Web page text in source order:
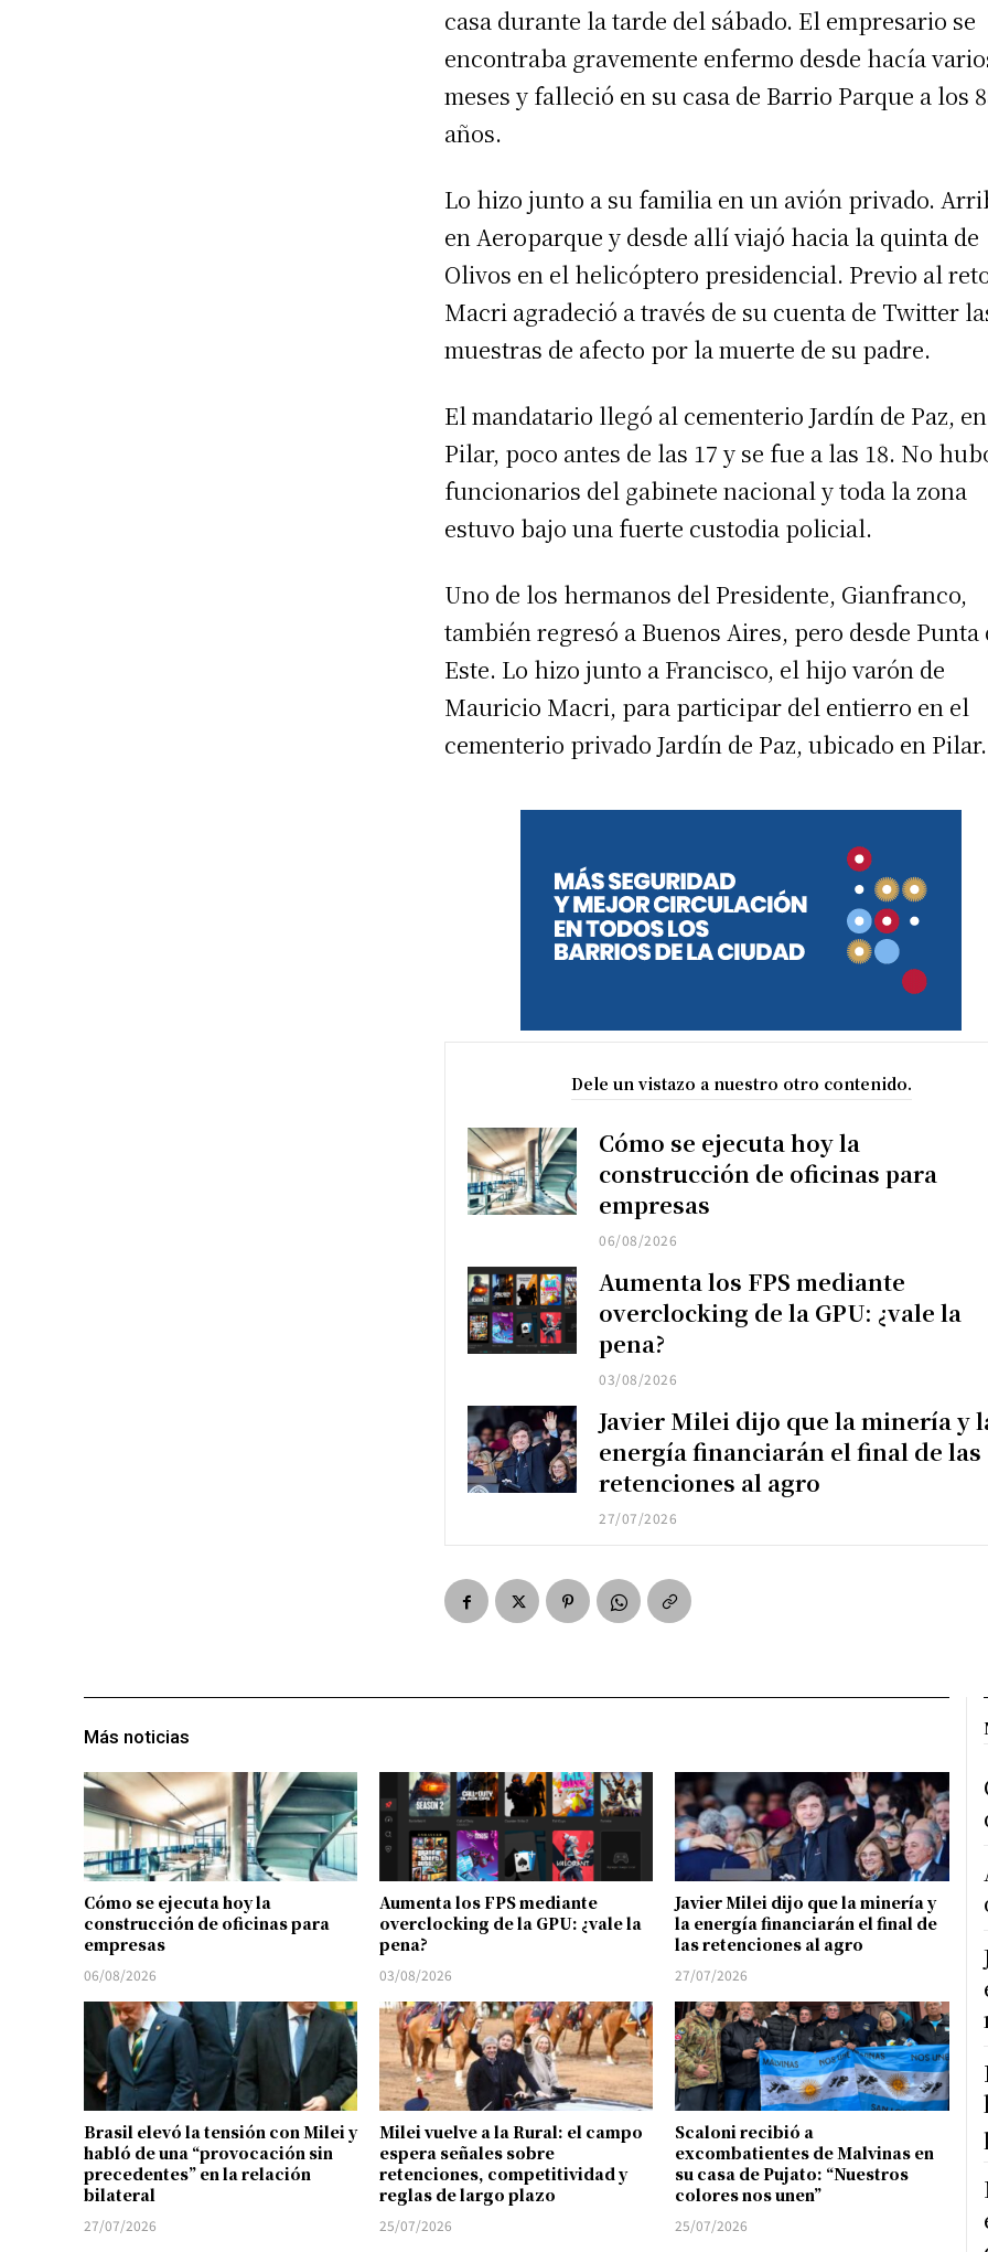
casa durante la tarde del sábado. El empresario se
encontraba gravemente enfermo desde hacía
meses y falleció en su casa de Barrio Parque a los
años.
Lo hizo junto a su familia en un avión privado.
en Aeroparque y desde allí viajó hacia la quinta de
Olivos en el helicóptero presidencial. Previo al
Macri agradeció a través de su cuenta de Twitter
muestras de afecto por la muerte de su padre.
El mandatario llegó al cementerio Jardín de Paz, en
Pilar, poco antes de las 17 y se fue a las 18. No
funcionarios del gabinete nacional y toda la zona
estuvo bajo una fuerte custodia policial.
Uno de los hermanos del Presidente, Gianfranco,
también regresó a Buenos Aires, pero desde Punta
Este. Lo hizo junto a Francisco, el hijo varón de
Mauricio Macri, para participar del entierro en el
cementerio privado Jardín de Paz, ubicado en Pilar.
Dele un vistazo a nuestro otro contenido.
Cómo se ejecuta hoy la
construcción de oficinas para
empresas
06/08/2026
Aumenta los FPS mediante
overclocking de la GPU: ¿vale la
pena?
03/08/2026
Javier Milei dijo que la minería y
energía financiarán el final de las
retenciones al agro
27/07/2026
Más noticias
Cómo se ejecuta hoy la
construcción de oficinas para
empresas
06/08/2026
Aumenta los FPS mediante
overclocking de la GPU: ¿vale la
pena?
03/08/2026
Javier Milei dijo que la minería y
la energía financiarán el final de
las retenciones al agro
27/07/2026
Brasil elevó la tensión con Milei y
habló de una “provocación sin
precedentes” en la relación
bilateral
27/07/2026
Milei vuelve a la Rural: el campo
espera señales sobre
retenciones, competitividad y
reglas de largo plazo
25/07/2026
Scaloni recibió a
excombatientes de Malvinas en
su casa de Pujato: “Nuestros
colores nos unen”
25/07/2026